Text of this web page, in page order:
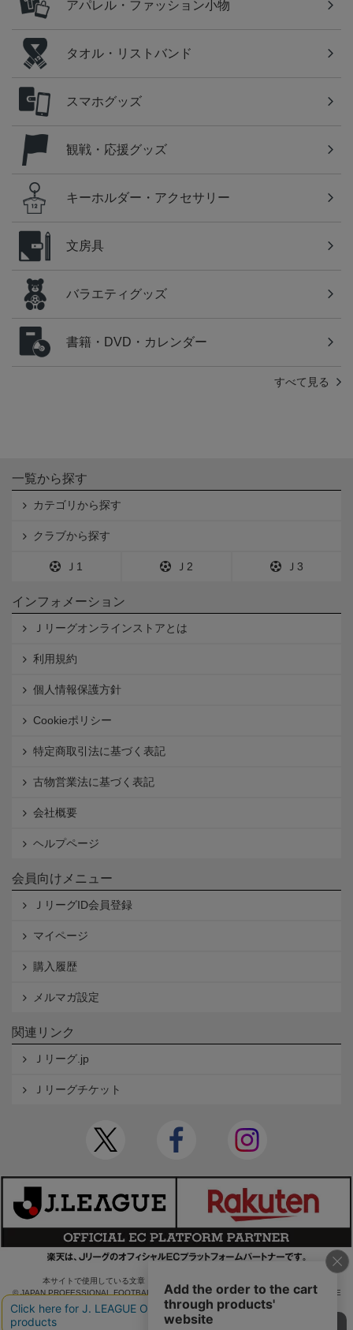
アパレル・ファッション小物
タオル・リストバンド
スマホグッズ
観戦・応援グッズ
キーホルダー・アクセサリー
文房具
バラエティグッズ
書籍・DVD・カレンダー
すべて見る
一覧から探す
カテゴリから探す
クラブから探す
Ｊ1 Ｊ2 Ｊ3
インフォメーション
Ｊリーグオンラインストアとは
利用規約
個人情報保護方針
Cookieポリシー
特定商取引法に基づく表記
古物営業法に基づく表記
会社概要
ヘルプページ
会員向けメニュー
ＪリーグID会員登録
マイページ
購入履歴
メルマガ設定
関連リンク
Ｊリーグ.jp
Ｊリーグチケット
本サイトで使用している文章・画像等の無断での複製・転載を禁止します。
© JAPAN PROFESSIONAL FOOTBALL LEAGUE Rakuten Group, Inc. ALL RIGHTS RE
SERVED.